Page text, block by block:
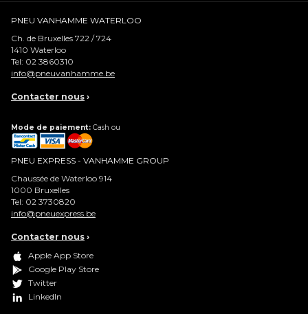
PNEU VANHAMME WATERLOO
Ch. de Bruxelles 722 / 724
1410 Waterloo
Tel: 02 3860310
info@pneuvanhamme.be
Contacter nous ›
Mode de paiement: Cash ou
PNEU EXPRESS - VANHAMME GROUP
Chaussée de Waterloo 914
1000 Bruxelles
Tel: 02 3730820
info@pneuexpress.be
Contacter nous ›
Apple App Store
Google Play Store
Twitter
LinkedIn